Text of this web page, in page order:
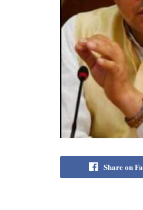
Share on